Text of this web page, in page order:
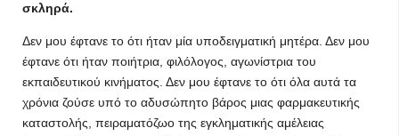
σκληρά.
Δεν μου έφτανε το ότι ήταν μία υποδειγματική μητέρα. Δεν μου
έφτανε ότι ήταν ποιήτρια, φιλόλογος, αγωνίστρια του
εκπαιδευτικού κινήματος. Δεν μου έφτανε το ότι όλα αυτά τα
χρόνια ζούσε υπό το αδυσώπητο βάρος μιας φαρμακευτικής
καταστολής, πειραματόζωο της εγκληματικής αμέλειας